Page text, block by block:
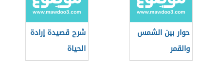
حوار بين الشمس
والقمر
شرح قصيدة إرادة
الحياة